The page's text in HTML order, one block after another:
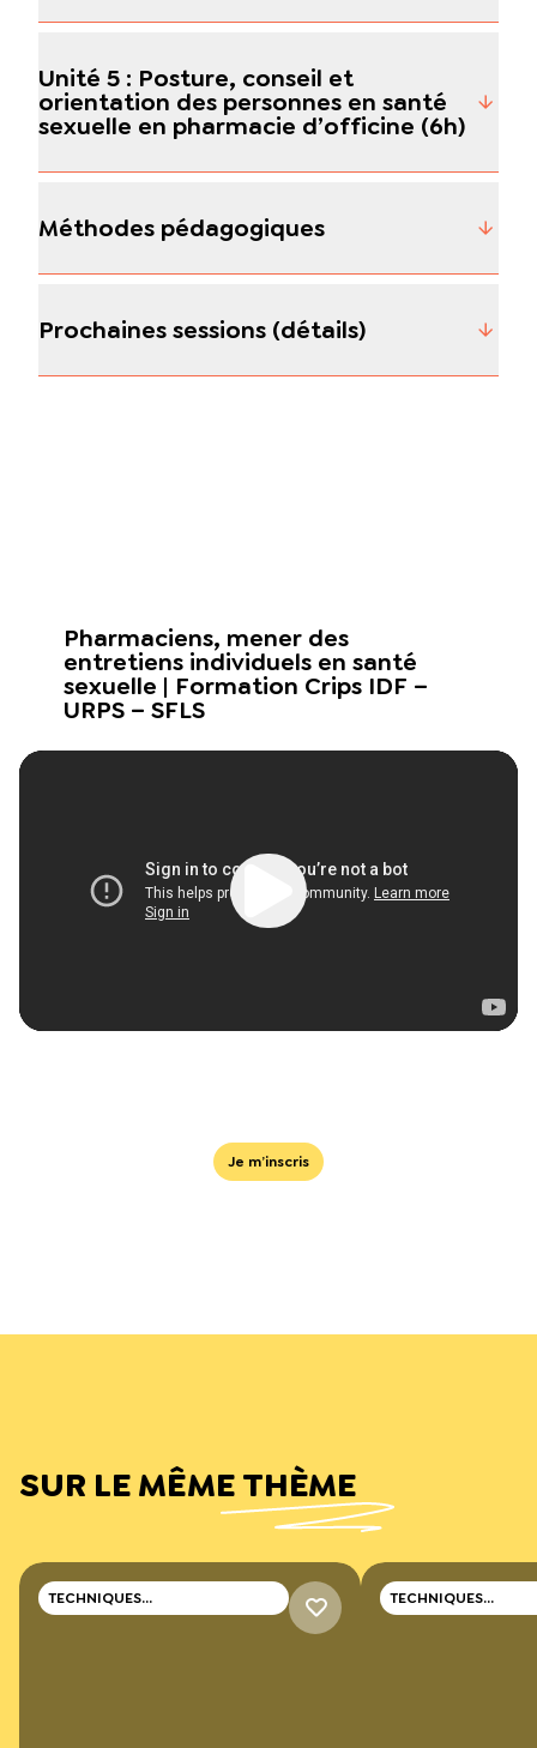
Unité 5 : Posture, conseil et
orientation des personnes en santé
sexuelle en pharmacie d’officine (6h)
Méthodes pédagogiques
Prochaines sessions (détails)
Pharmaciens, mener des
entretiens individuels en santé
sexuelle | Formation Crips IDF –
URPS – SFLS
Je m’inscris
SUR LE MÊME THÈME
TECHNIQUES
PROFESSIONNELLES
TECHNIQUES
PROFESSIONNELLES